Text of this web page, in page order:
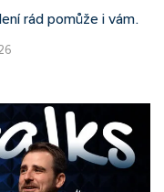
rád pomůže i vám.